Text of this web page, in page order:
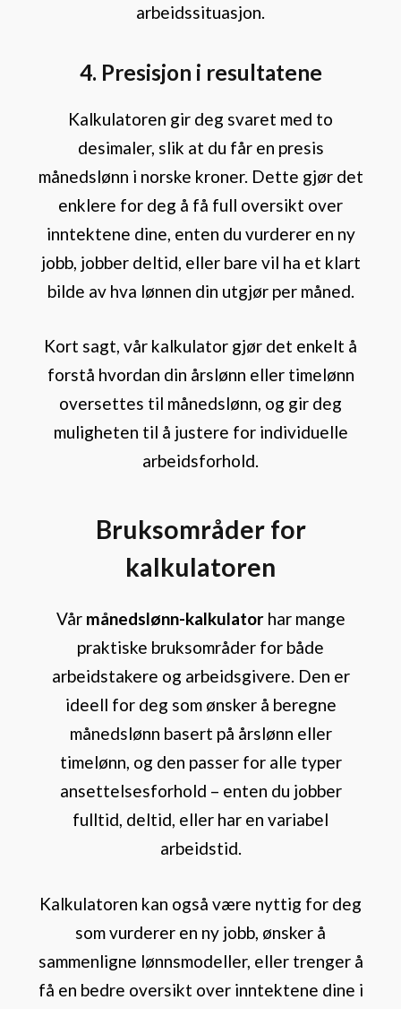
arbeidssituasjon.
4. Presisjon i resultatene
Kalkulatoren gir deg svaret med to
desimaler, slik at du får en presis
månedslønn i norske kroner. Dette gjør det
enklere for deg å få full oversikt over
inntektene dine, enten du vurderer en ny
jobb, jobber deltid, eller bare vil ha et klart
bilde av hva lønnen din utgjør per måned.
Kort sagt, vår kalkulator gjør det enkelt å
forstå hvordan din årslønn eller timelønn
oversettes til månedslønn, og gir deg
muligheten til å justere for individuelle
arbeidsforhold.
Bruksområder for
kalkulatoren
Vår månedslønn-kalkulatorhar mange
praktiske bruksområder for både
arbeidstakere og arbeidsgivere. Den er
ideell for deg som ønsker å beregne
månedslønn basert på årslønn eller
timelønn, og den passer for alle typer
ansettelsesforhold – enten du jobber
fulltid, deltid, eller har en variabel
arbeidstid.
Kalkulatoren kan også være nyttig for deg
som vurderer en ny jobb, ønsker å
sammenligne lønnsmodeller, eller trenger å
få en bedre oversikt over inntektene dine i